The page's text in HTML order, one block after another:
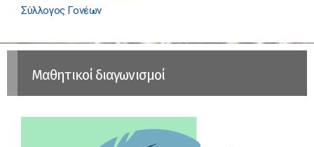
Σύλλογος Γονέων
Μαθητικοί διαγωνισμοί